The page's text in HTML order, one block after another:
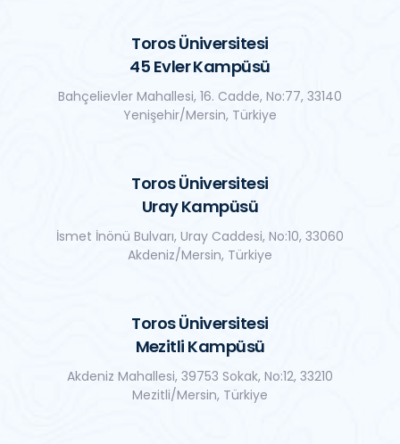
Toros Üniversitesi
45 Evler Kampüsü
Bahçelievler Mahallesi, 16. Cadde, No:77, 33140
Yenişehir/Mersin, Türkiye
Toros Üniversitesi
Uray Kampüsü
İsmet İnönü Bulvarı, Uray Caddesi, No:10, 33060
Akdeniz/Mersin, Türkiye
Toros Üniversitesi
Mezitli Kampüsü
Akdeniz Mahallesi, 39753 Sokak, No:12, 33210
Mezitli/Mersin, Türkiye